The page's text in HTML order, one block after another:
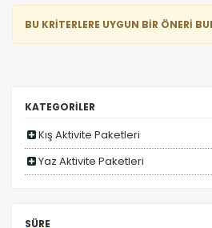
BU KRİTERLERE UYGUN BİR ÖNERİ
KATEGORİLER
Kış Aktivite Paketleri
Yaz Aktivite Paketleri
SÜRE